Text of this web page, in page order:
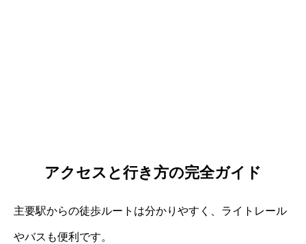
アクセスと行き方の完全ガイド
主要駅からの徒歩ルートは分かりやすく、ライトレール
やバスも便利です。